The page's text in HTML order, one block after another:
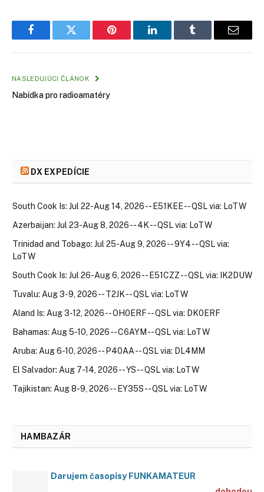
FacebookTwitter Pinterest LinkedInTumblr Email
NASLEDUJÚCI ČLÁNOK
Nabídka pro radioamatéry
DX EXPEDÍCIE
South Cook Is: Jul 22-Aug 14, 2026 -- E51KEE -- QSL via: LoTW
Azerbaijan: Jul 23-Aug 8, 2026 -- 4K -- QSL via: LoTW
Trinidad and Tobago: Jul 25-Aug 9, 2026 -- 9Y4 -- QSL via:
LoTW
South Cook Is: Jul 26-Aug 6, 2026 -- E51CZZ -- QSL via: IK2DUW
Tuvalu: Aug 3-9, 2026 -- T2JK -- QSL via: LoTW
Aland Is: Aug 3-12, 2026 -- OH0ERF -- QSL via: DK0ERF
Bahamas: Aug 5-10, 2026 -- C6AYM -- QSL via: LoTW
Aruba: Aug 6-10, 2026 -- P40AA -- QSL via: DL4MM
El Salvador: Aug 7-14, 2026 -- YS -- QSL via: LoTW
Tajikistan: Aug 8-9, 2026 -- EY35S -- QSL via: LoTW
HAMBAZÁR
Darujem časopisy FUNKAMATEUR